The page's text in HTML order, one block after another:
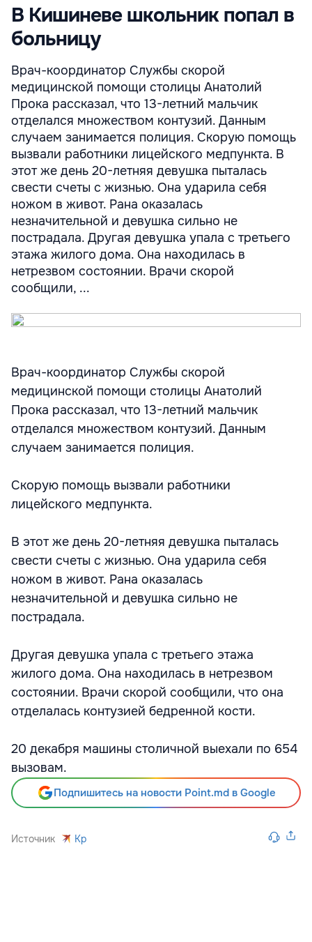
В Кишиневе школьник попал в
больницу
Врач-координатор Службы скорой
медицинской помощи столицы Анатолий
Прока рассказал, что 13-летний мальчик
отделался множеством контузий. Данным
случаем занимается полиция. Скорую помощь
вызвали работники лицейского медпункта. В
этот же день 20-летняя девушка пыталась
свести счеты с жизнью. Она ударила себя
ножом в живот. Рана оказалась
незначительной и девушка сильно не
пострадала. Другая девушка упала с третьего
этажа жилого дома. Она находилась в
нетрезвом состоянии. Врачи скорой
сообщили, ...
Врач-координатор Службы скорой
медицинской помощи столицы Анатолий
Прока рассказал, что 13-летний мальчик
отделался множеством контузий. Данным
случаем занимается полиция.
Скорую помощь вызвали работники
лицейского медпункта.
В этот же день 20-летняя девушка пыталась
свести счеты с жизнью. Она ударила себя
ножом в живот. Рана оказалась
незначительной и девушка сильно не
пострадала.
Другая девушка упала с третьего этажа
жилого дома. Она находилась в нетрезвом
состоянии. Врачи скорой сообщили, что она
отделалась контузией бедренной кости.
20 декабря машины столичной выехали по 654
вызовам.
Подпишитесь на новости Point.md в Google
Источник Kp